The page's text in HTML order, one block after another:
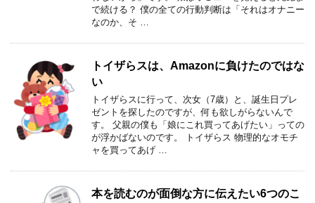
で続ける？ 僕の全ての行動判断は「それはオナニー
なのか、そ …
トイザらスは、Amazonに負けたのではな
い
トイザらスに行って、次女（7歳）と、誕生日プレ
ゼントを探したのですが、何も欲しがらないんで
す。 父親の僕も「娘にこれ買ってあげたい」っての
が浮かばないのです。 トイザらス 物理的なオモチ
ャを買ってあげ …
本を読むのが面倒な方に伝えたい6つのこ